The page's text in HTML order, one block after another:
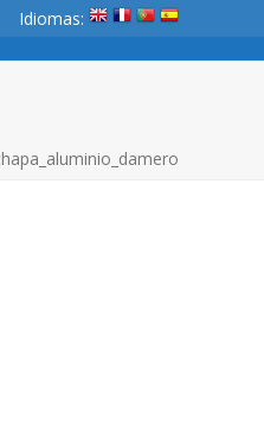
Idiomas: